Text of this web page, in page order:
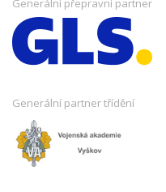
Generální přepravní partner
Generální partner třídění